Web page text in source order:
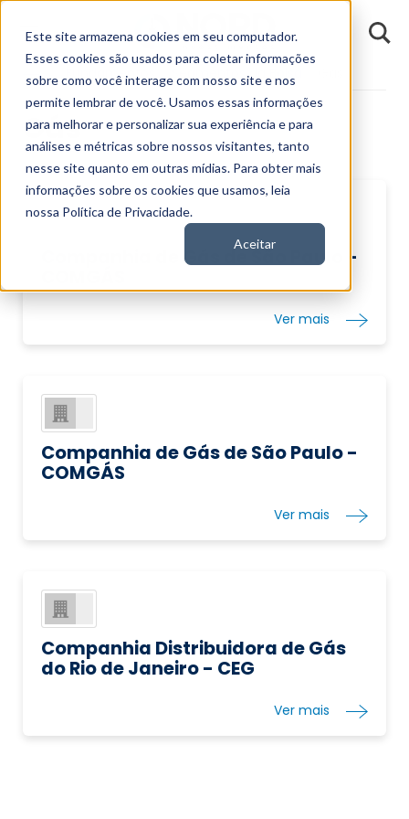
Este site armazena cookies em seu computador.
Esses cookies são usados para coletar informações
sobre como você interage com nosso site e nos
permite lembrar de você. Usamos essas informações
para melhorar e personalizar sua experiência e para
análises e métricas sobre nossos visitantes, tanto
nesse site quanto em outras mídias. Para obter mais
informações sobre os cookies que usamos, leia
nossa Política de Privacidade.
Aceitar
Fundamentos Segmentos da Bolsa
Gás
Companhia de Gás de São Paulo -
Ver mais
Companhia de Gás de São Paulo -
COMGÁS
Ver mais
Companhia Distribuidora de Gás
do Rio de Janeiro - CEG
Ver mais